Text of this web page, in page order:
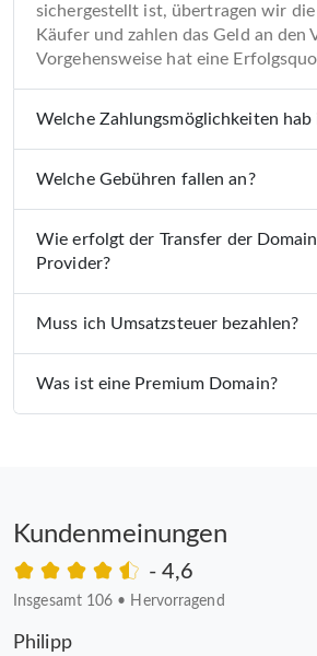
sichergestellt ist, übertragen wir
Käufer und zahlen das Geld an den
Vorgehensweise hat eine
Welche Zahlungsmöglichkeiten hab
Welche Gebühren fallen an?
Wie erfolgt der Transfer der
Provider?
Muss ich Umsatzsteuer bezahlen?
Was ist eine Premium Domain?
Kundenmeinungen
- 4,6
Insgesamt 106 • Hervorragend
Philipp